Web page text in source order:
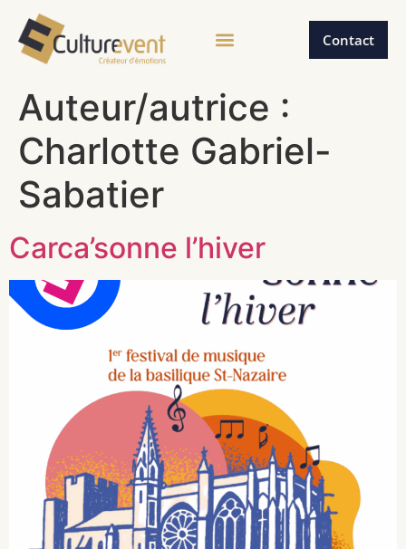
Contact
Auteur/autrice :
Charlotte Gabriel-
Sabatier
Carca’sonne l’hiver